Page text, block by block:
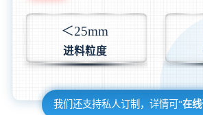
＜25mm
进料粒度
我们还支持私人订制，详情可“在